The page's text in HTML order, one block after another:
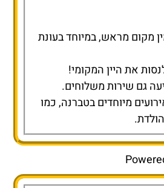
מקום מראש, במיוחד בעונת
את היין המקומי!
גם שירות משלוחים.
מיוחדים בטברנה, כמו